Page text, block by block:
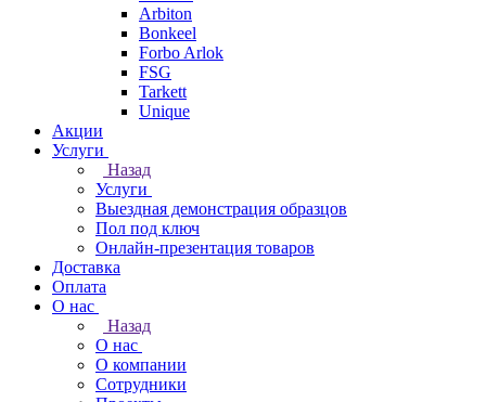
Arbiton
Bonkeel
Forbo Arlok
FSG
Tarkett
Unique
Акции
Услуги
Назад
Услуги
Выездная демонстрация образцов
Пол под ключ
Онлайн-презентация товаров
Доставка
Оплата
О нас
Назад
О нас
О компании
Сотрудники